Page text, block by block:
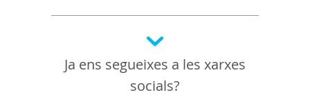
Ja ens segueixes a les xarxes
socials?